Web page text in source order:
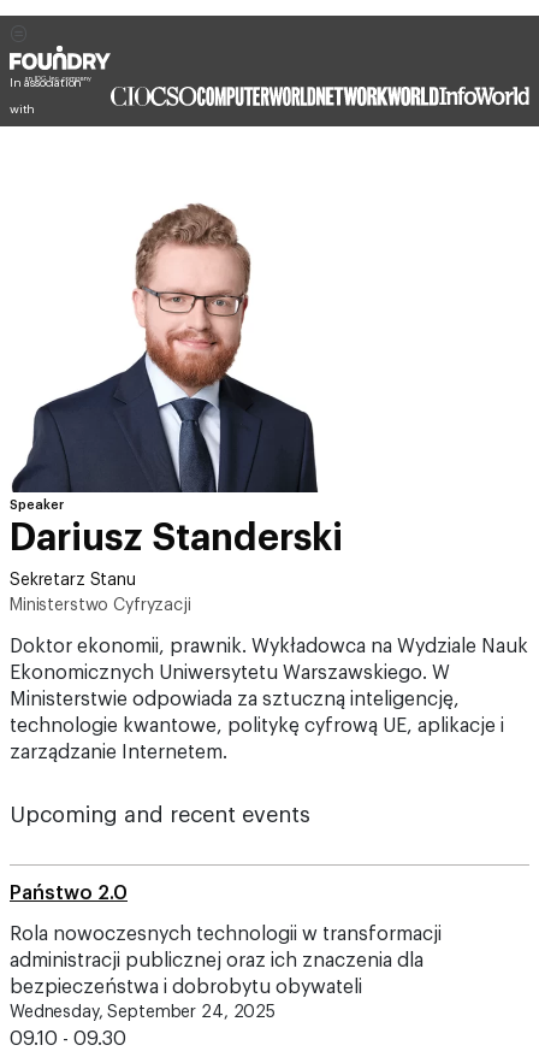
In association
with
Speaker
Dariusz Standerski
Sekretarz Stanu
Ministerstwo Cyfryzacji
Doktor ekonomii, prawnik. Wykładowca na Wydziale Nauk
Ekonomicznych Uniwersytetu Warszawskiego. W
Ministerstwie odpowiada za sztuczną inteligencję,
technologie kwantowe, politykę cyfrową UE, aplikacje i
zarządzanie Internetem.
Upcoming and recent events
Państwo 2.0
Rola nowoczesnych technologii w transformacji
administracji publicznej oraz ich znaczenia dla
bezpieczeństwa i dobrobytu obywateli
Wednesday, September 24, 2025
09.10 - 09.30